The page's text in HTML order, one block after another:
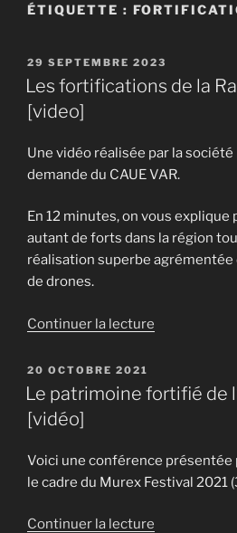
ÉTIQUETTE :
PUBLIÉ
LE
29 SEPTEMBRE 2023
Les fortifications de la
[video]
Une vidéo réalisée par la société
demande du CAUE VAR.
En 12 minutes, on vous
autant de forts dans la région
réalisation superbe agrémentée
de drones.
Continuer la lecture
de
Toulon
PUBLIÉ
LE
20 OCTOBRE 2021
Le patrimoine fortifié de
[vidéo]
Voici une conférence présentée
le cadre du Murex Festival 2021
Continuer la lecture